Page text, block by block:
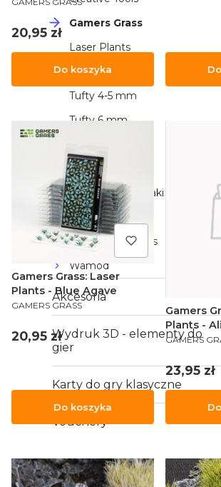
Gamers Grass
Laser Plants
Tufty 2 mm
Tufty 4-5 mm
Tufty 6 mm
Tufty Alien
Tufty Kwiaty/Krzaki
Zestawy
Red Grass Games
Wamod
Akcesoria
Wydruk 3D - elementy do
gier
Karty do gry klasyczne
Vouchery
Cena
20,95 zł
Do koszyka
Gamers Grass: Laser
Plants - Blue Agave
PRODUCENT
GAMERS GRASS
Cena
20,95 zł
Do koszyka
Gamers
Plants -
GAMERS
Cena
23,95 zł